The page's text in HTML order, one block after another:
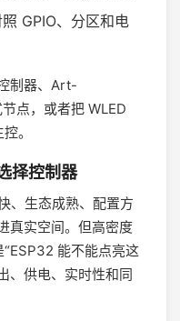
GPIO、分区和电
制器、Art-
点，或者把 WLED
。
择控制器
、生态成熟、配置方
真实空间。但高密度
能不能点亮这
、供电、实时性和同